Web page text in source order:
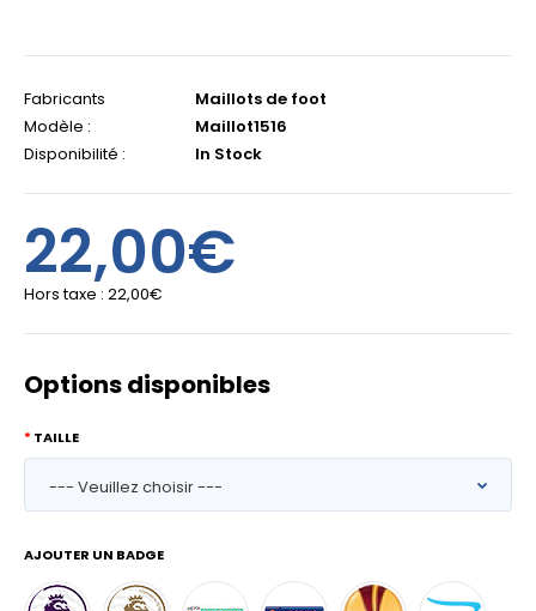
Fabricants
Maillots de foot
Modèle :
Maillot1516
Disponibilité :
In Stock
22,00€
Hors taxe : 22,00€
Options disponibles
TAILLE
AJOUTER UN BADGE